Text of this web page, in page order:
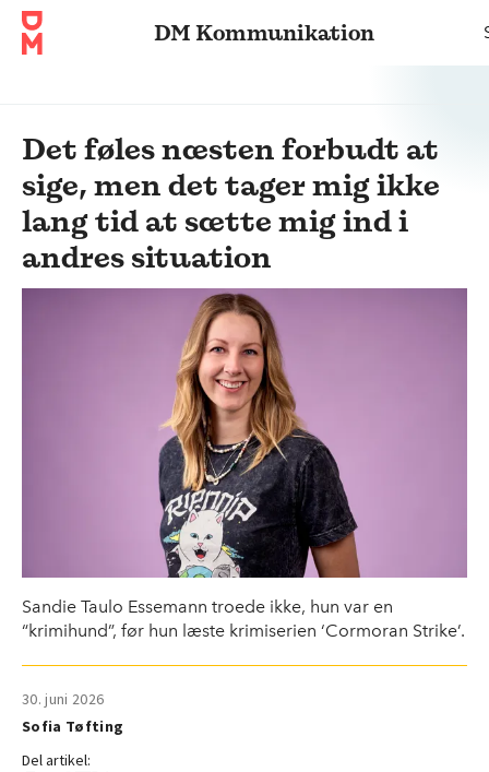
DM Kommunikation
Det føles næsten forbudt at
sige, men det tager mig ikke
lang tid at sætte mig ind i
andres situation
Sandie Taulo Essemann troede ikke, hun var en
“krimihund”, før hun læste krimiserien ‘Cormoran Strike’.
30. juni 2026
Sofia Tøfting
Del artikel: